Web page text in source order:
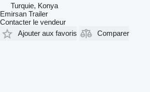
Turquie, Konya
Emirsan Trailer
Contacter le vendeur
Ajouter aux favoris
Comparer